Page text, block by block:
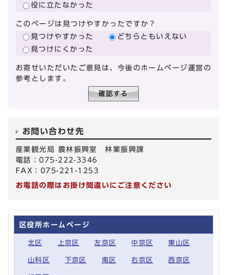
役に立たなかった
このページは見つけやすかったですか？
見つけやすかった
どちらともいえない
見つけにくかった
お寄せいただいたご意見は、今後のホームページ運営の
参考とします。
お問い合わせ先
産業観光局 農林振興室 林業振興課
電話：075-222-3346
FAX：075-221-1253
お電話の際はお掛け間違いにご注意ください
区役所ホームページ
北区 上京区 左京区 中京区 東山区
山科区 下京区 南区 右京区 西京区